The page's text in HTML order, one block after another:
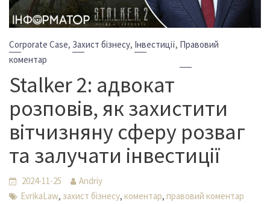
Corporate Case, Захист бізнесу, Інвестиції, Правовий
коментар
Stalker 2: адвокат
розповів, як захистити
вітчизняну сферу розваг
та залучати інвестиції
2024-11-25
Andriy
EvrikaLaw, захист бізнесу, коментар, правовий коментар